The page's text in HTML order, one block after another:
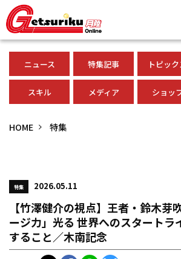
ニュース 特集記事 トピック
スキル メディア ショッ
HOME 特集
特集 2026.05.11
【竹澤健介の視点】王者・鈴木芽
ージ力」光る 世界へのスタートラ
すること／木南記念